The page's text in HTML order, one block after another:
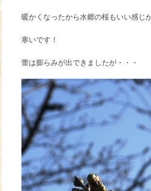
暖かくなったから水郷の桜もいい感じ
寒いです！
蕾は膨らみが出できましたが・・・